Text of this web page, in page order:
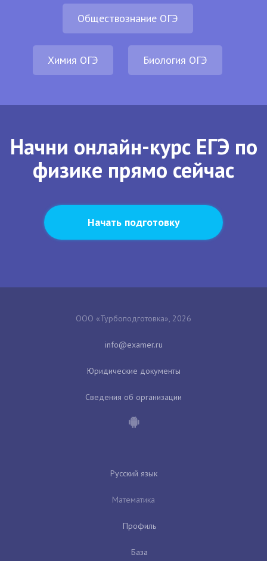
Обществознание ОГЭ
Химия ОГЭ Биология ОГЭ
Начни онлайн-курс ЕГЭ по
физике прямо сейчас
Начать подготовку
ООО «Турбоподготовка», 2026
Юридические документы
Сведения об организации
Русский язык
Математика
Профиль
База